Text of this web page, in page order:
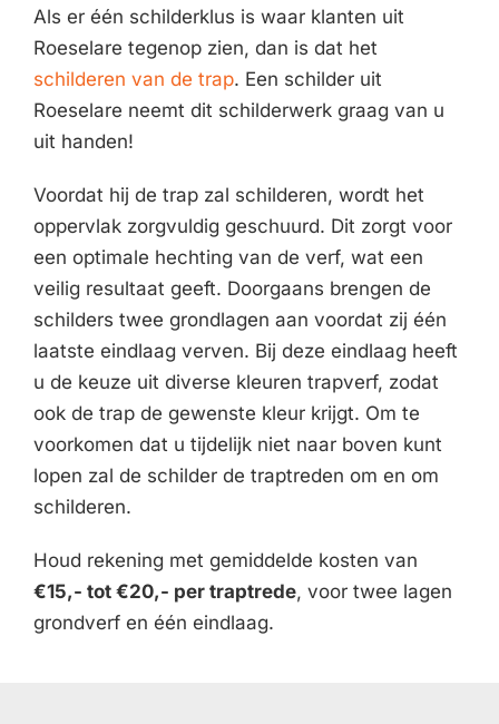
Als er één schilderklus is waar klanten uit
Roeselare tegenop zien, dan is dat het
schilderen van de trap. Een schilder uit
Roeselare neemt dit schilderwerk graag van u
uit handen!
Voordat hij de trap zal schilderen, wordt het
oppervlak zorgvuldig geschuurd. Dit zorgt voor
een optimale hechting van de verf, wat een
veilig resultaat geeft. Doorgaans brengen de
schilders twee grondlagen aan voordat zij één
laatste eindlaag verven. Bij deze eindlaag heeft
u de keuze uit diverse kleuren trapverf, zodat
ook de trap de gewenste kleur krijgt. Om te
voorkomen dat u tijdelijk niet naar boven kunt
lopen zal de schilder de traptreden om en om
schilderen.
Houd rekening met gemiddelde kosten van
€15,- tot €20,- per traptrede, voor twee lagen
grondverf en één eindlaag.